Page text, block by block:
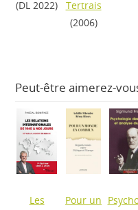
(DL 2022)
Tertrais
(2006)
Peut-être aimerez-
Les
Pour un